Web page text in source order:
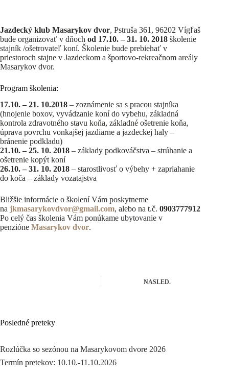
Jazdecký klub Masarykov dvor, Pstruša 361, 96202 Vígľaš
bude organizovať v dňoch od 17.10. – 31. 10. 2018 školenie
stajník /ošetrovateľ koní. Školenie bude prebiehať v
priestoroch stajne v Jazdeckom a športovo-rekreačnom areály
Masarykov dvor.
Program školenia:
17.10. – 21. 10.2018 – zoznámenie sa s pracou stajníka
(hnojenie boxov, vyvádzanie koní do vybehu, základná
kontrola zdravotného stavu koňa, základné ošetrenie koňa,
úprava povrchu vonkajšej jazdiarne a jazdeckej haly –
bránenie podkladu)
21.10. – 25. 10. 2018 – základy podkováčstva – strúhanie a
ošetrenie kopýt koní
26.10. – 31. 10. 2018 – starostlivosť o výbehy + zapriahanie
do koča – základy vozatajstva
Bližšie informácie o školení Vám poskytneme
na jkmasarykovdvor@gmail.com, alebo na t.č. 0903777912
Po celý čas školenia Vám ponúkame ubytovanie v
penzióne Masarykov dvor.
NASLED.
Posledné preteky
Rozlúčka so sezónou na Masarykovom dvore 2026
Termín pretekov: 10.10.-11.10.2026